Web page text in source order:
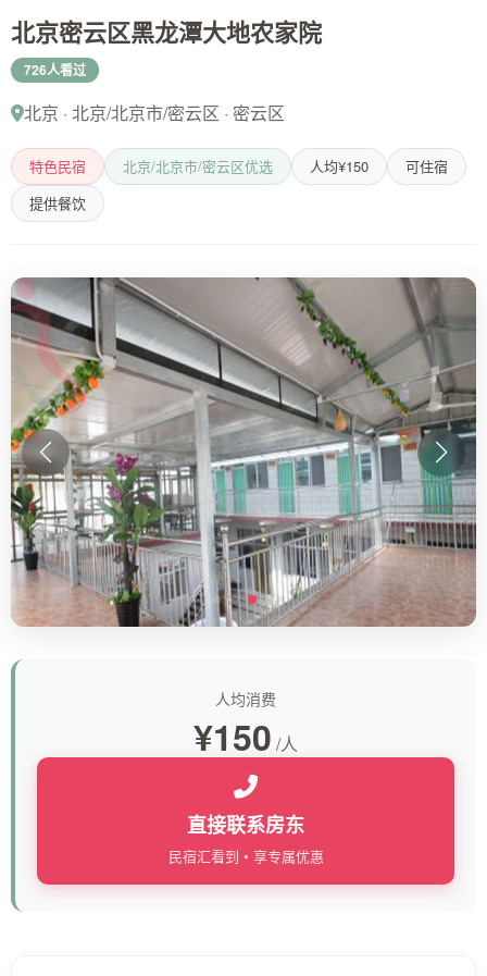
北京密云区黑龙潭大地农家院
726人看过
北京 · 北京/北京市/密云区 · 密云区
特色民宿 北京/北京市/密云区优选 人均¥150
可住宿
提供餐饮
人均消费
¥150 /人
直接联系房东
民宿汇看到 • 享专属优惠